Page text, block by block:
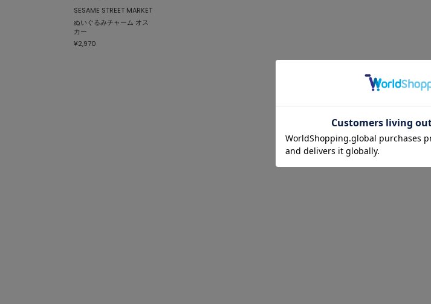
SESAME STREET MARKET
ぬいぐるみチャーム オス
カー
¥2,970